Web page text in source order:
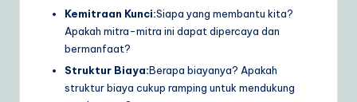
Kemitraan Kunci:Siapa yang membantu kita?
Apakah mitra-mitra ini dapat dipercaya dan
bermanfaat?
Struktur Biaya:Berapa biayanya? Apakah
struktur biaya cukup ramping untuk mendukung